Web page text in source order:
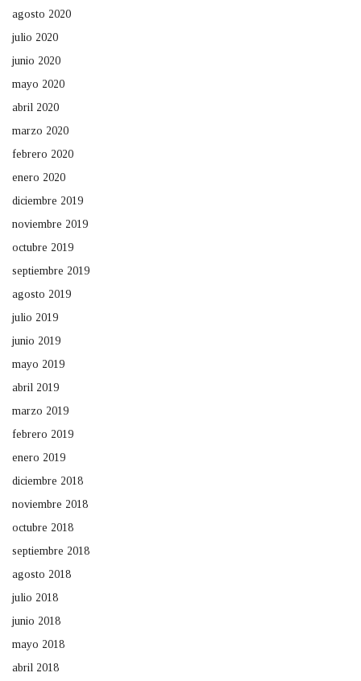
agosto 2020
julio 2020
junio 2020
mayo 2020
abril 2020
marzo 2020
febrero 2020
enero 2020
diciembre 2019
noviembre 2019
octubre 2019
septiembre 2019
agosto 2019
julio 2019
junio 2019
mayo 2019
abril 2019
marzo 2019
febrero 2019
enero 2019
diciembre 2018
noviembre 2018
octubre 2018
septiembre 2018
agosto 2018
julio 2018
junio 2018
mayo 2018
abril 2018